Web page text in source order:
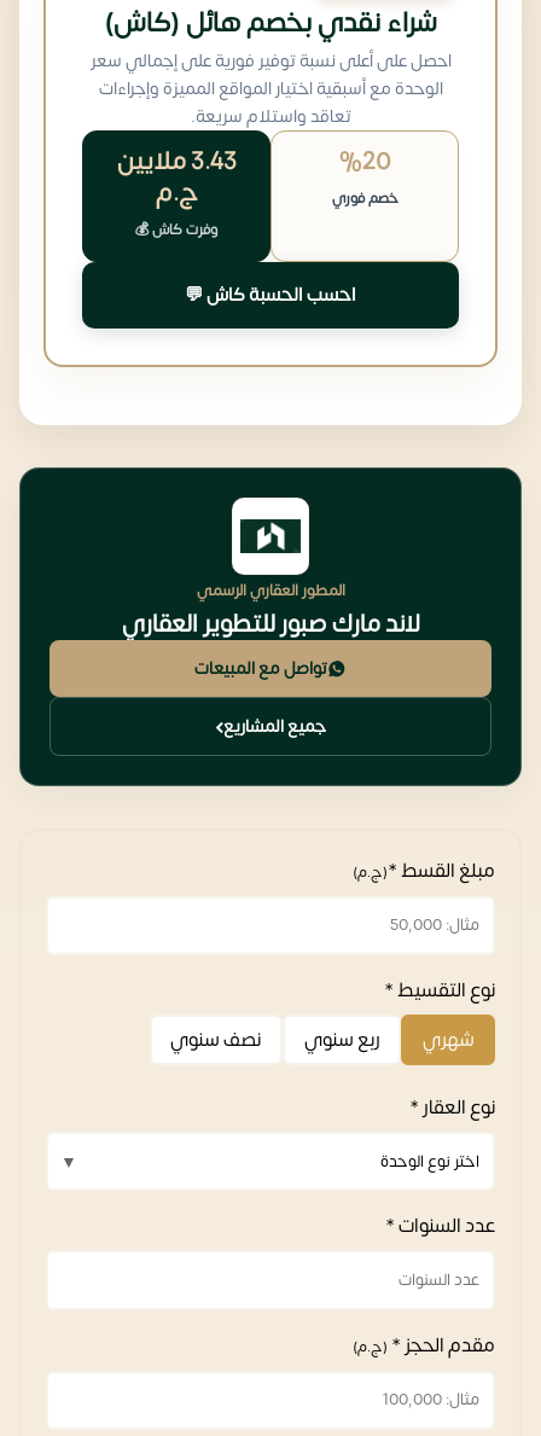
شراء نقدي بخصم هائل (كاش)
احصل على أعلى نسبة توفير فورية على إجمالي سعر
الوحدة مع أسبقية اختيار المواقع المميزة وإجراءات
تعاقد واستلام سريعة.
%20
خصم فوري
3.43 ملايين
ج.م
وفرت كاش 💰
احسب الحسبة كاش 💬
المطور العقاري الرسمي
لاند مارك صبور للتطوير العقاري
تواصل مع المبيعات
جميع المشاريع
مبلغ القسط *(ج.م)
نوع التقسيط *
شهري
ربع سنوي نصف سنوي
نوع العقار *
عدد السنوات *
مقدم الحجز * (ج.م)